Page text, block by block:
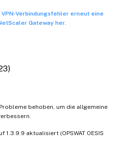
Verbindungsfehler erneut eine
Gateway her
behoben, um die allgemeine
1.3.9.9 aktualisiert (OPSWAT OESIS